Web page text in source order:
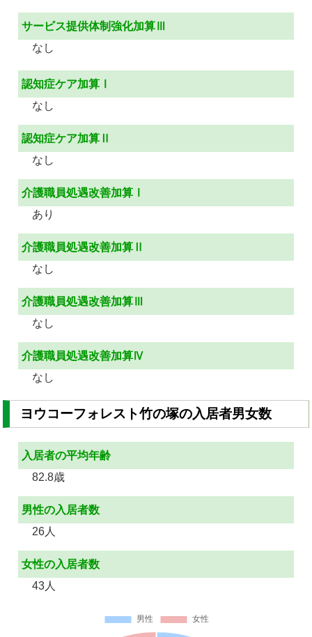
サービス提供体制強化加算Ⅲ
なし
認知症ケア加算Ⅰ
なし
認知症ケア加算Ⅱ
なし
介護職員処遇改善加算Ⅰ
あり
介護職員処遇改善加算Ⅱ
なし
介護職員処遇改善加算Ⅲ
なし
介護職員処遇改善加算Ⅳ
なし
ヨウコーフォレスト竹の塚の入居者男女数
入居者の平均年齢
82.8歳
男性の入居者数
26人
女性の入居者数
43人